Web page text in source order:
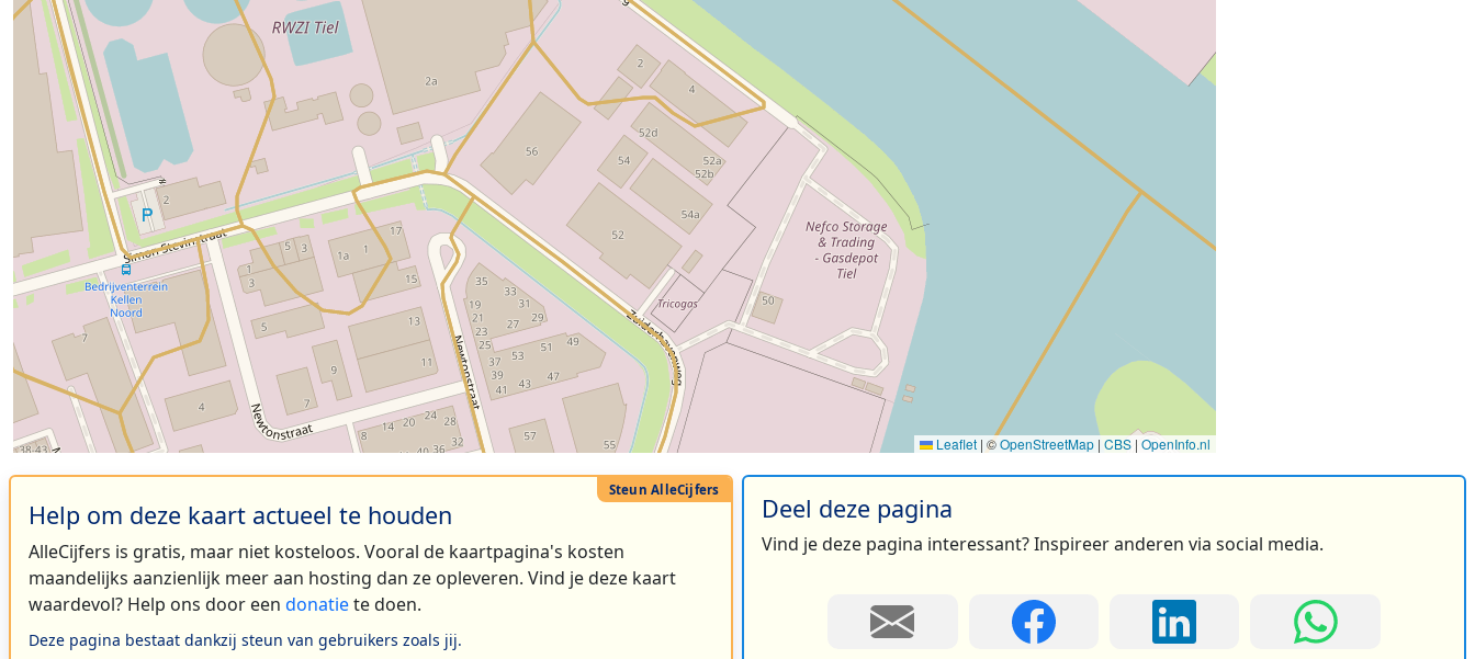
Leaflet | ©OpenStreetMap | CBS | OpenInfo.nl
Help om deze kaart actueel te houden
AlleCijfers is gratis, maar niet kosteloos. Vooral de kaartpagina's kosten
maandelijks aanzienlijk meer aan hosting dan ze opleveren. Vind je deze kaart
waardevol? Help ons door een donatiete doen.
Deze pagina bestaat dankzij steun van gebruikers zoals jij.
Deel deze pagina
Vind je deze pagina interessant? Inspireer anderen via social media.